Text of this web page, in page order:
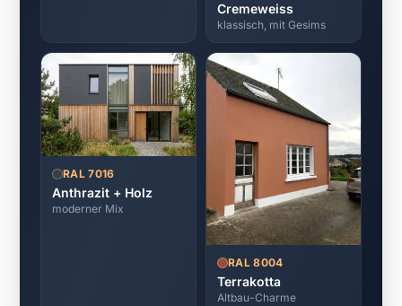
Cremeweiss
klassisch, mit Gesims
RAL 7016
Anthrazit + Holz
moderner Mix
RAL 8004
Terrakotta
Altbau-Charme